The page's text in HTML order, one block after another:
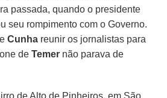
passada, quando o presidente
seu rompimento com o Governo.
Cunha reunir os jornalistas para
deTemer não parava de
de Alto de Pinheiros, em São